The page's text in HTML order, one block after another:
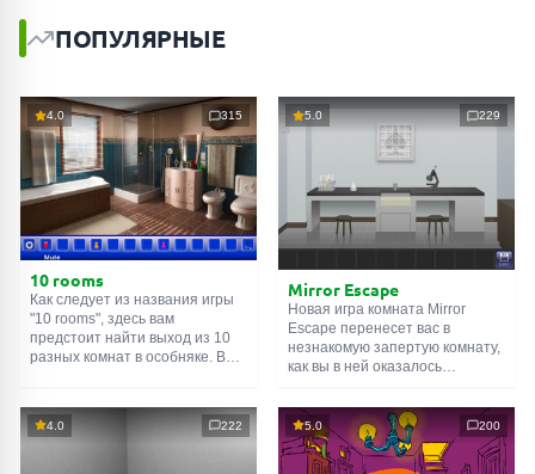
ПОПУЛЯРНЫЕ
4.0 315
10 rooms
Как следует из названия игры
"10 rooms", здесь вам
предстоит найти выход из 10
разных комнат в особняке. В
их, чтобы выйти. Выход из
одной комнаты является
5.0 229
Mirror Escape
Новая игра комната Mirror
Escape перенесет вас в
незнакомую запертую комнату,
как вы в ней оказалось
смекалки попробуйте решить
все, приготовленные авторами
для вас, головоломки и найти
выход на свободу.
4.0 222 5.0 200